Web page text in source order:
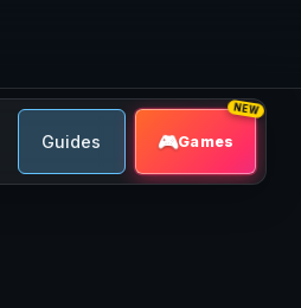
Guides Games
NEW